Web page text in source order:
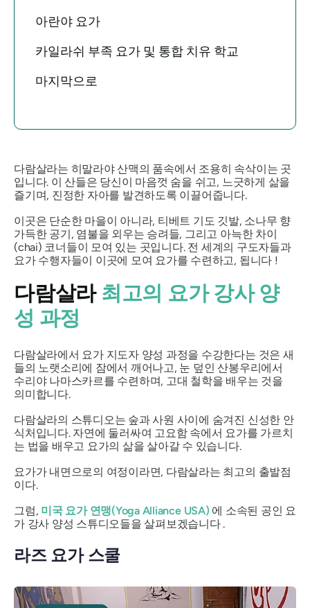
아란야 요가
카일라쉬 부족 요가 및 통합 치유 학교
마지막으로
다람살라는 히말라야 산맥의 품속에서 조용히 속삭이는 곳
입니다. 이 산들은 당신이 마음껏 숨을 쉬고, 느긋하게 삶을
즐기며, 진정한 자아를 발견하도록 이끌어줍니다.
이곳은 단순한 마을이 아니라, 티베트 기도 깃발, 소나무 향
가득한 공기, 염불을 외우는 승려들, 그리고 아늑한 차이
(chai) 코너들이 모여 있는 곳입니다. 전 세계의 구도자들과
요가 수행자들이 이곳에 모여 요가를 수련하고, 됩니다 !
다람살라 최고의 요가 강사 양
성 과정
다람살라에서 요가 지도자 양성 과정을 수강한다는 것은 새
들의 노랫소리에 잠에서 깨어나고, 눈 덮인 산봉우리에서
수리야 나마스카르를 수련하며, 고대 철학을 배우는 것을
의미합니다.
다람살라의 스튜디오는 숲과 사원 사이에 숨겨진 신성한 안
식처입니다. 자연에 둘러싸여 고요함 속에서 요가를 가르치
는 법을 배우고 요가의 삶을 살아갈 수 있습니다.
요가가 내면으로의 여정이라면, 다람살라는 최고의 출발점
이다.
그럼, 미국 요가 연맹(Yoga Alliance USA) 에 소속된 공인 요
가 강사 양성 스튜디오들을 살펴보겠습니다 .
라즈 요가 스쿨